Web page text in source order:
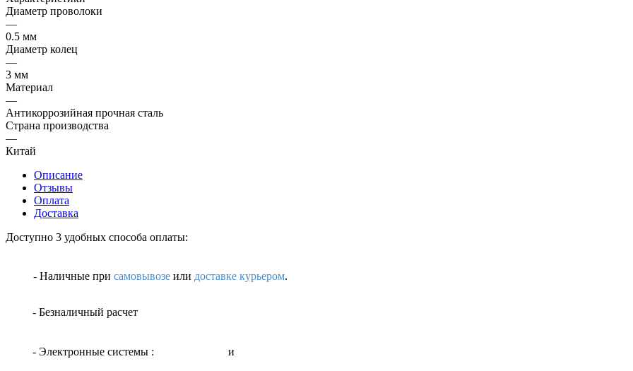
Диаметр проволоки
—
0.5 мм
Диаметр колец
—
3 мм
Материал
—
Антикоррозийная прочная сталь
Страна производства
—
Китай
Описание
Отзывы
Оплата
Доставка
Доступно 3 удобных способа оплаты:
- Наличные при самовывозе или доставке курьером.
- Безналичный расчет
- Электронные системы :
и